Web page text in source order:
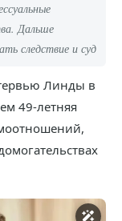
Дальше
следствие и суд
Линды в
49-летняя